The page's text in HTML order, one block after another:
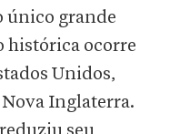
único grande
histórica ocorre
Unidos,
Nova Inglaterra.